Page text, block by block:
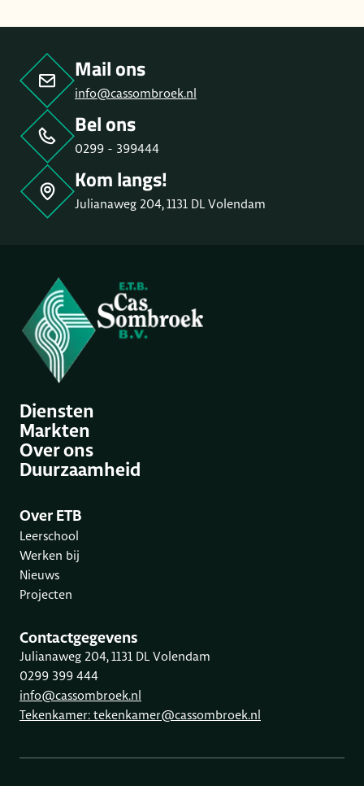
Mail ons
info@cassombroek.nl
Bel ons
0299 - 399444
Kom langs!
Julianaweg 204, 1131 DL Volendam
Diensten
Markten
Over ons
Duurzaamheid
Over ETB
Leerschool
Werken bij
Nieuws
Projecten
Contactgegevens
Julianaweg 204, 1131 DL Volendam
0299 399 444
info@cassombroek.nl
Tekenkamer: tekenkamer@cassombroek.nl